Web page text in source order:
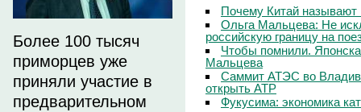
Более 100 тысяч
приморцев уже
приняли участие в
предварительном
Почему Китай
Ольга Мальцева: Не
российскую границу на
Чтобы помнили.
Мальцева
Саммит АТЭС во
открыть АТР
Фукусима: экономика